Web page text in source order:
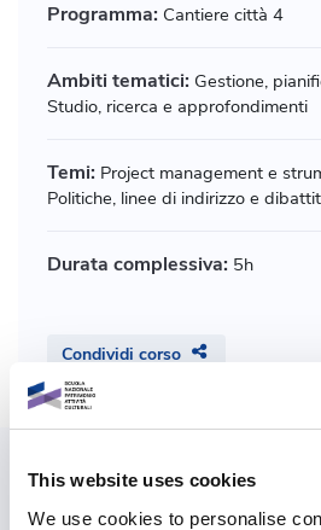
This website uses cookies
We use cookies to personalise
Programma: Cantiere città 4
Ambiti tematici: Gestione,
Studio, ricerca e approfondimenti
Temi: Project management e
Politiche, linee di indirizzo e
Durata complessiva: 5h
Condividi corso
Esplora anche i